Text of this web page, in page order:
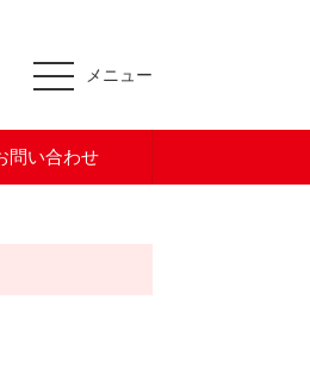
メニュー
問い合わせ